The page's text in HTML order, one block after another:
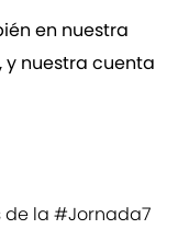
en nuestra
, y nuestra cuenta
de la #Jornada7